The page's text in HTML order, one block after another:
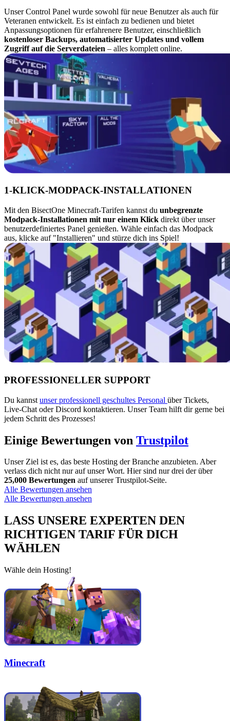
Unser Control Panel wurde sowohl für neue Benutzer als auch für
Veteranen entwickelt. Es ist einfach zu bedienen und bietet
Anpassungsoptionen für erfahrenere Benutzer, einschließlich
kostenloser Backups, automatisierter Updates und vollem
Zugriff auf die Serverdateien – alles komplett online.
1-KLICK-MODPACK-INSTALLATIONEN
Mit den BisectOne Minecraft-Tarifen kannst du unbegrenzte
Modpack-Installationen mit nur einem Klick direkt über unser
benutzerdefiniertes Panel genießen. Wähle einfach das Modpack
aus, klicke auf "Installieren" und stürze dich ins Spiel!
PROFESSIONELLER SUPPORT
Du kannst unser professionell geschultes Personal über Tickets,
Live-Chat oder Discord kontaktieren. Unser Team hilft dir gerne bei
jedem Schritt des Prozesses!
Einige Bewertungen von Trustpilot
Unser Ziel ist es, das beste Hosting der Branche anzubieten. Aber
verlass dich nicht nur auf unser Wort. Hier sind nur drei der über
25,000 Bewertungen auf unserer Trustpilot-Seite.
Alle Bewertungen ansehen
Alle Bewertungen ansehen
LASS UNSERE EXPERTEN DEN
RICHTIGEN TARIF FÜR DICH
WÄHLEN
Wähle dein Hosting!
Minecraft